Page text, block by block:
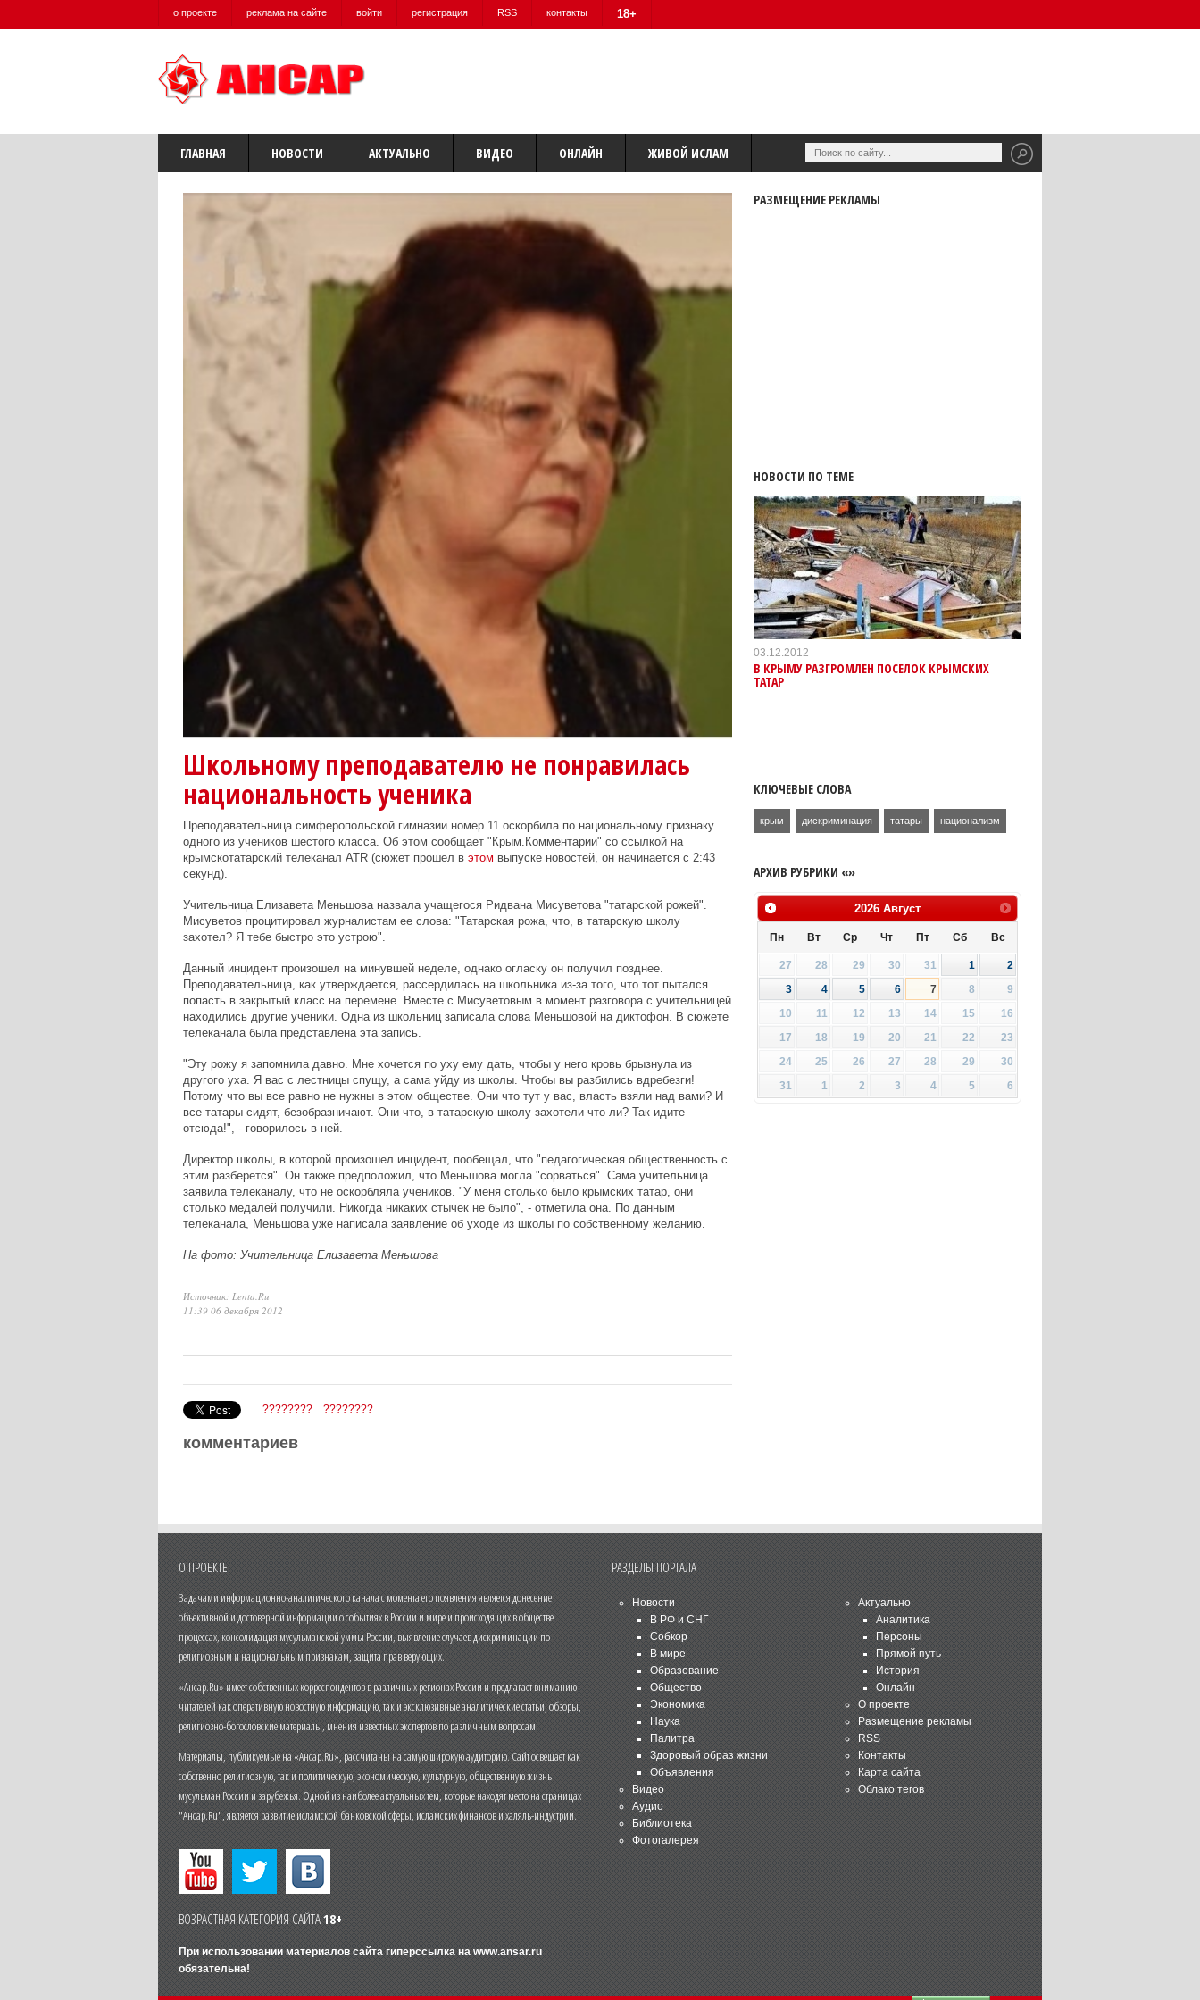
о проекте реклама на сайте войти регистрация RSS контакты 18+
ГЛАВНАЯ НОВОСТИ АКТУАЛЬНО ВИДЕО ОНЛАЙН ЖИВОЙ ИСЛАМ
Школьному преподавателю не понравилась
национальность ученика
Преподавательница симферопольской гимназии номер 11 оскорбила по национальному признаку
одного из учеников шестого класса. Об этом сообщает "Крым.Комментарии" со ссылкой на
крымскотатарский телеканал АТR (сюжет прошел в этом выпуске новостей, он начинается с 2:43
секунд).
Учительница Елизавета Меньшова назвала учащегося Ридвана Мисуветова "татарской рожей".
Мисуветов процитировал журналистам ее слова: "Татарская рожа, что, в татарскую школу
захотел? Я тебе быстро это устрою".
Данный инцидент произошел на минувшей неделе, однако огласку он получил позднее.
Преподавательница, как утверждается, рассердилась на школьника из-за того, что тот пытался
попасть в закрытый класс на перемене. Вместе с Мисуветовым в момент разговора с учительницей
находились другие ученики. Одна из школьниц записала слова Меньшовой на диктофон. В сюжете
телеканала была представлена эта запись.
"Эту рожу я запомнила давно. Мне хочется по уху ему дать, чтобы у него кровь брызнула из
другого уха. Я вас с лестницы спущу, а сама уйду из школы. Чтобы вы разбились вдребезги!
Потому что вы все равно не нужны в этом обществе. Они что тут у вас, власть взяли над вами? И
все татары сидят, безобразничают. Они что, в татарскую школу захотели что ли? Так идите
отсюда!", - говорилось в ней.
Директор школы, в которой произошел инцидент, пообещал, что "педагогическая общественность с
этим разберется". Он также предположил, что Меньшова могла "сорваться". Сама учительница
заявила телеканалу, что не оскорбляла учеников. "У меня столько было крымских татар, они
столько медалей получили. Никогда никаких стычек не было", - отметила она. По данным
телеканала, Меньшова уже написала заявление об уходе из школы по собственному желанию.
На фото: Учительница Елизавета Меньшова
Источник: Lenta.Ru
11:39 06 декабря 2012
???????? ????????
комментариев
РАЗМЕЩЕНИЕ РЕКЛАМЫ
НОВОСТИ ПО ТЕМЕ
03.12.2012
В КРЫМУ РАЗГРОМЛЕН ПОСЕЛОК КРЫМСКИХ
ТАТАР
КЛЮЧЕВЫЕ СЛОВА
крым дискриминация татары национализм
АРХИВ РУБРИКИ «»
2026 Август
Пн Вт Ср Чт Пт Сб Вс
27 28 29 30 31 1
2
3
4 5 6 7 8
9
10
11 12 13 14 15
16
17
18 19 20 21 22
23
24
25 26 27 28 29
30
31
1 2 3 4 5 6
О ПРОЕКТЕ
Задачами информационно-аналитического канала с момента его появления является донесение
объективной и достоверной информации о событиях в России и мире и происходящих в обществе
процессах, консолидация мусульманской уммы России, выявление случаев дискриминации по
религиозным и национальным признакам, защита прав верующих.
«Ансар.Ru» имеет собственных корреспондентов в различных регионах России и предлагает вниманию
читателей как оперативную новостную информацию, так и эксклюзивные аналитические статьи, обзоры,
религиозно-богословские материалы, мнения известных экспертов по различным вопросам.
Материалы, публикуемые на «Ансар.Ru», рассчитаны на самую широкую аудиторию. Сайт освещает как
собственно религиозную, так и политическую, экономическую, культурную, общественную жизнь
мусульман России и зарубежья. Одной из наиболее актуальных тем, которые находят место на страницах
"Ансар.Ru", является развитие исламской банковской сферы, исламских финансов и халяль-индустрии.
ВОЗРАСТНАЯ КАТЕГОРИЯ САЙТА18+
При использовании материалов сайта гиперссылка на www.ansar.ru
обязательна!
РАЗДЕЛЫ ПОРТАЛА
Новости
В РФ и СНГ
Собкор
В мире
Образование
Общество
Экономика
Наука
Палитра
Здоровый образ жизни
Объявления
Видео
Аудио
Библиотека
Фотогалерея
Актуально
Аналитика
Персоны
Прямой путь
История
Онлайн
О проекте
Размещение рекламы
RSS
Контакты
Карта сайта
Облако тегов